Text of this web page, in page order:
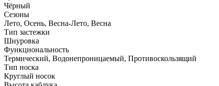
Чёрный
Сезоны
Лето, Осень, Весна-Лето, Весна
Тип застежки
Шнуровка
Функциональность
Термический, Водонепроницаемый, Противоскользящий
Тип носка
Круглый носок